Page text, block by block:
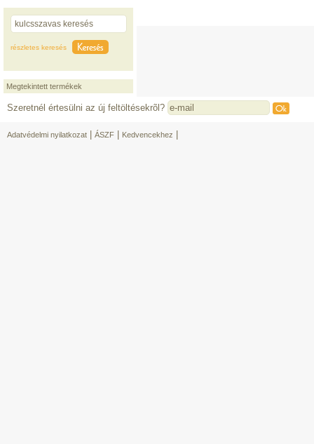
részletes keresés
Megtekintett termékek
Szeretnél értesülni az új feltöltésekrõl?
Adatvédelmi nyilatkozat ÁSZF Kedvencekhez